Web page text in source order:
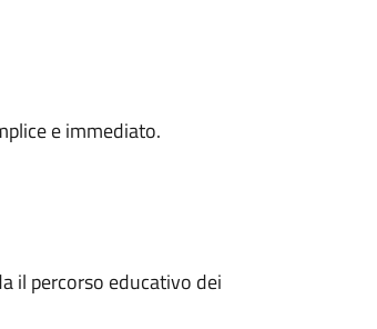
e immediato.
il percorso educativo dei